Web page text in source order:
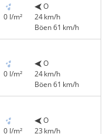
0 l/m²
O
24 km/h
Böen 61 km/h
0 l/m²
O
24 km/h
Böen 61 km/h
0 l/m²
O
23 km/h